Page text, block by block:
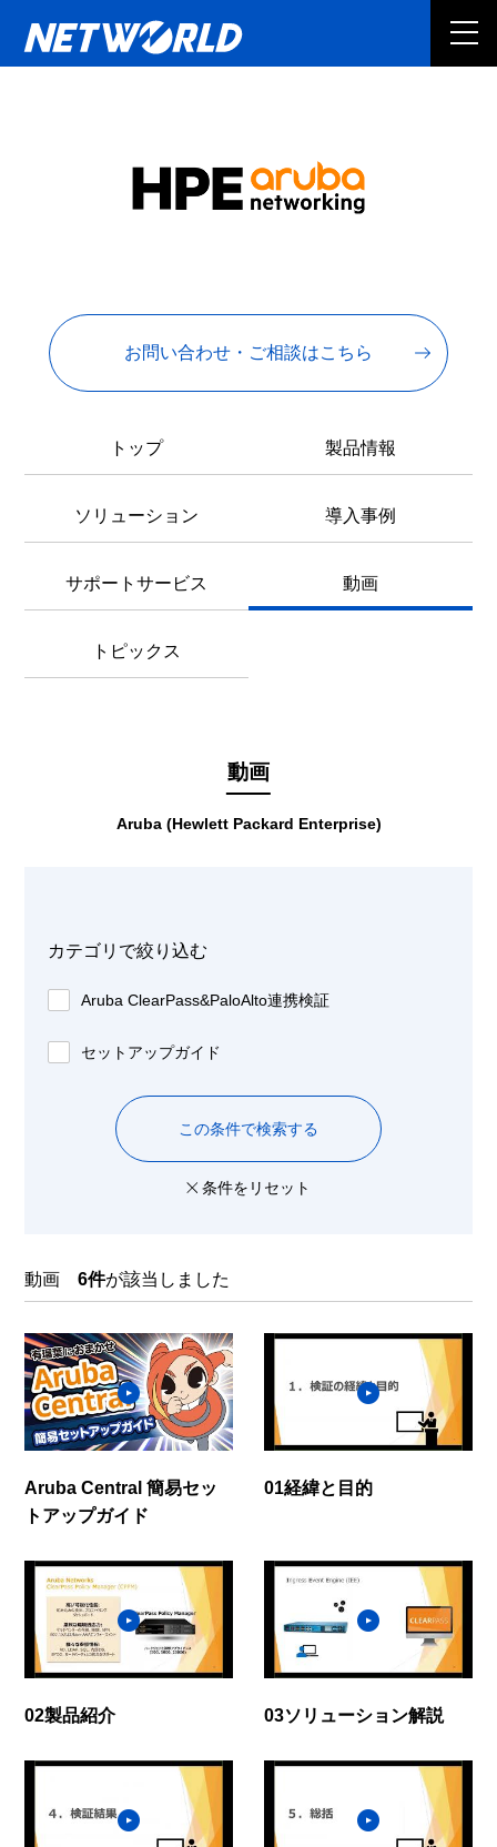
お問い合わせ・ご相談はこちら
トップ 製品情報
ソリューション 導入事例
サポートサービス 動画
トピックス
Aruba (Hewlett Packard Enterprise)
動画
カテゴリで絞り込む
Aruba ClearPass&PaloAlto連携検証
セットアップガイド
この条件で検索する
条件をリセット
動画6件が該当しました
Aruba Central 簡易セッ
トアップガイド
01経緯と目的
02製品紹介 03ソリューション解説